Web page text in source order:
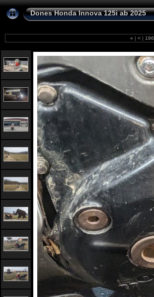
Dones Honda Innova 125i ab 2025
« | < | 196